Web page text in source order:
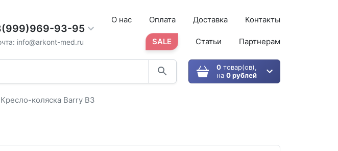
93-95
info@arkont-med.ru
О нас Оплата Доставка Контакты
SALE Статьи Партнерам
0товар(ов),
на 0 рублей
Кресло-коляска Barry B3